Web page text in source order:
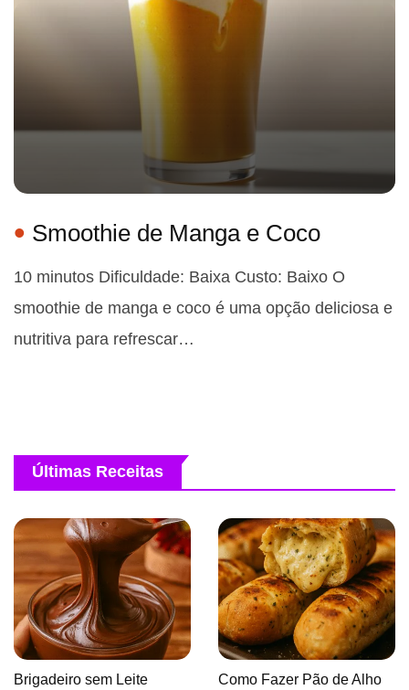
Smoothie de Manga e Coco
10 minutos Dificuldade: Baixa Custo: Baixo O
smoothie de manga e coco é uma opção deliciosa e
nutritiva para refrescar…
Últimas Receitas
Brigadeiro sem Leite
Como Fazer Pão de Alho